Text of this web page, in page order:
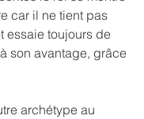
car il ne tient pas
essaie toujours de
son avantage, grâce
archétype au